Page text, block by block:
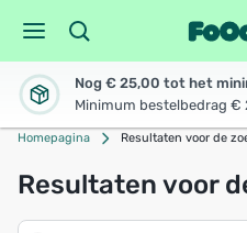
Nog € 25,00 tot het
Minimum bestelbedrag €
Homepagina Resultaten voor de
Resultaten voor